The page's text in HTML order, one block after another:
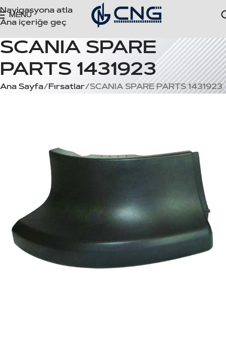
Navigasyona atla
Ana içeriğe geç
MENÜ
SCANIA SPARE
PARTS 1431923
Ana Sayfa Fırsatlar SCANIA SPARE PARTS 1431923